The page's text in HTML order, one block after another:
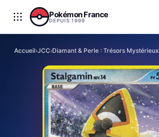
Aller au contenu
Pokémon France
DEPUIS 1999
Accueil›JCC›Diamant & Perle : Trésors Mystérieux